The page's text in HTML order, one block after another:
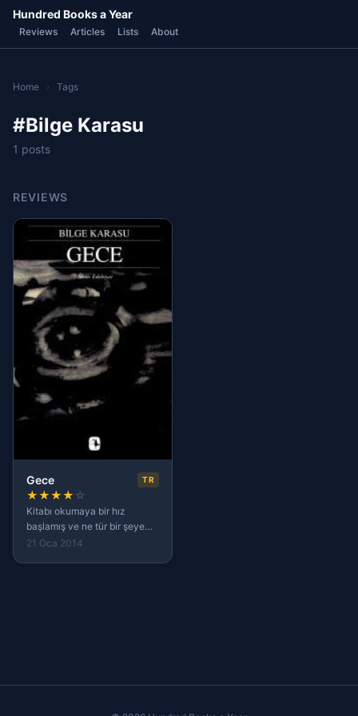
Hundred Books a Year
Reviews Articles Lists About
Home › Tags
#Bilge Karasu
1 posts
REVIEWS
Gece TR
★★★★ ☆
Kitabı okumaya bir hız
başlamış ve ne tür bir şeye
başladığımdan bile
21 Oca 2014